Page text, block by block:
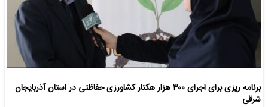
برنامه ریزی برای اجرای ۳۰۰ هزار هکتار کشاورزی حفاظتی در استان آذربایجان
شرقی